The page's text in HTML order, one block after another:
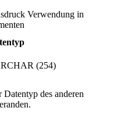
Verwendung in
(254)
Datentyp des anderen